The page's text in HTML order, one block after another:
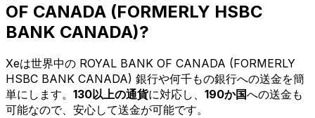
OF CANADA (FORMERLY HSBC
BANK CANADA)?
Xeは世界中の ROYAL BANK OF CANADA (FORMERLY
HSBC BANK CANADA) 銀行や何千もの銀行への送金を簡
単にします。 130以上の通貨に対応し、 190か国への送金も
可能なので、安心して送金が可能です。